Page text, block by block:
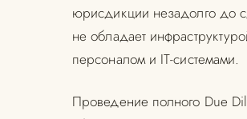
юрисдикции незадолго до
не обладает
персоналом и IT-системами.
Проведение полного Due